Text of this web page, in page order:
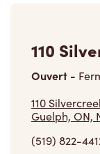
110
Ouvert -
110
Guelph, ON,
(519) 822-